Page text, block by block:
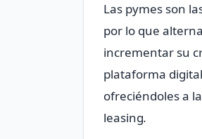
Las pymes son
por lo que
incrementar su
plataforma
ofreciéndoles a
leasing.